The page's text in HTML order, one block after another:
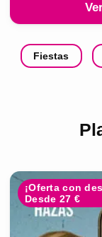
Fiestas
¡Oferta con
Desde 27 €